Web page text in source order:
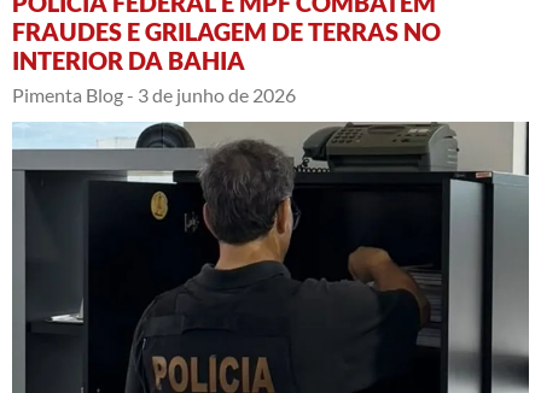
FRAUDES E GRILAGEM DE TERRAS NO
INTERIOR DA BAHIA
Pimenta Blog - 3 de junho de 2026